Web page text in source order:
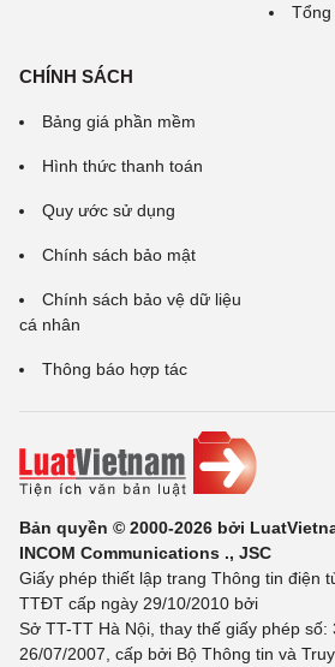
Tổng
CHÍNH SÁCH
Bảng giá phần mềm
Hình thức thanh toán
Quy ước sử dụng
Chính sách bảo mật
Chính sách bảo vệ dữ liệu
cá nhân
Thông báo hợp tác
Bản quyền © 2000-2026 bởi
INCOM Communications ., JSC
Giấy phép thiết lập trang Thông tin điện
TTĐT cấp ngày 29/10/2010 bởi
Sở TT-TT Hà Nội, thay thế giấy phép số:
26/07/2007, cấp bởi Bộ Thông tin và